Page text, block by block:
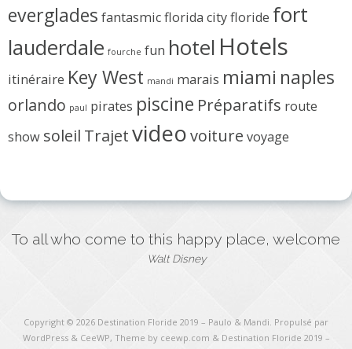
everglades fantasmicflorida cityfloride fort
lauderdale fourche fun hotel Hotels
itinéraire Key West mandi marais miami naples
orlando paul pirates piscine Préparatifs route
show soleil Trajetvideovoiture voyage
To all who come to this happy place, welcome
Walt Disney
Copyright © 2026 Destination Floride 2019 – Paulo & Mandi. Propulsé par
WordPress& CeeWP, Theme by ceewp.com & Destination Floride 2019 –